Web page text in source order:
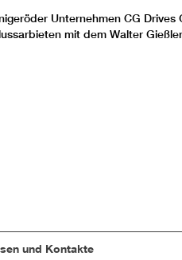
Unternehmen CG Drives
mit dem Walter
und Kontakte